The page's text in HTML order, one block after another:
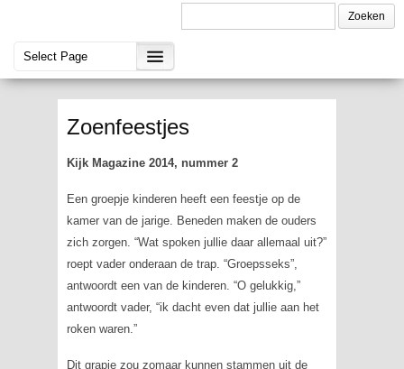
Zoenfeestjes
Kijk Magazine 2014, nummer 2
Een groepje kinderen heeft een feestje op de
kamer van de jarige. Beneden maken de ouders
zich zorgen. “Wat spoken jullie daar allemaal uit?”
roept vader onderaan de trap. “Groepsseks”,
antwoordt een van de kinderen. “O gelukkig,”
antwoordt vader, “ik dacht even dat jullie aan het
roken waren.”
Dit grapje zou zomaar kunnen stammen uit de